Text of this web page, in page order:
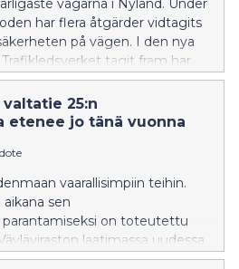
vägarna i Nyland. Under
har flera åtgärder vidtagits
på vägen. I den nya
tagit fram har
prioriterats.
25:n
etenee jo tänä vuonna
vaarallisimpiin teihin.
sen
parantamiseksi on toteutettu
laatimassa uudessa
25:n kehittämistoimet